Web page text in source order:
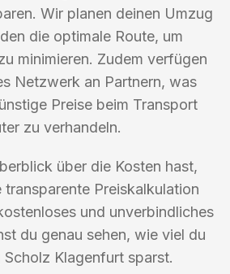
Wir planen deinen Umzug
die optimale Route, um
minimieren. Zudem verfügen
Netzwerk an Partnern, was
Preise beim Transport
zu verhandeln.
über die Kosten hast,
Preiskalkulation
und unverbindliches
du genau sehen, wie viel du
Klagenfurt sparst.